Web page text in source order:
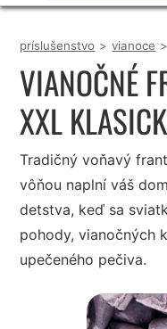
príslušenstvo > vianoce >
VIANOČNÉ
XXL
Tradičný voňavý
vôňou naplní váš
detstva, keď sa
pohody, vianočných
upečeného pečiva.